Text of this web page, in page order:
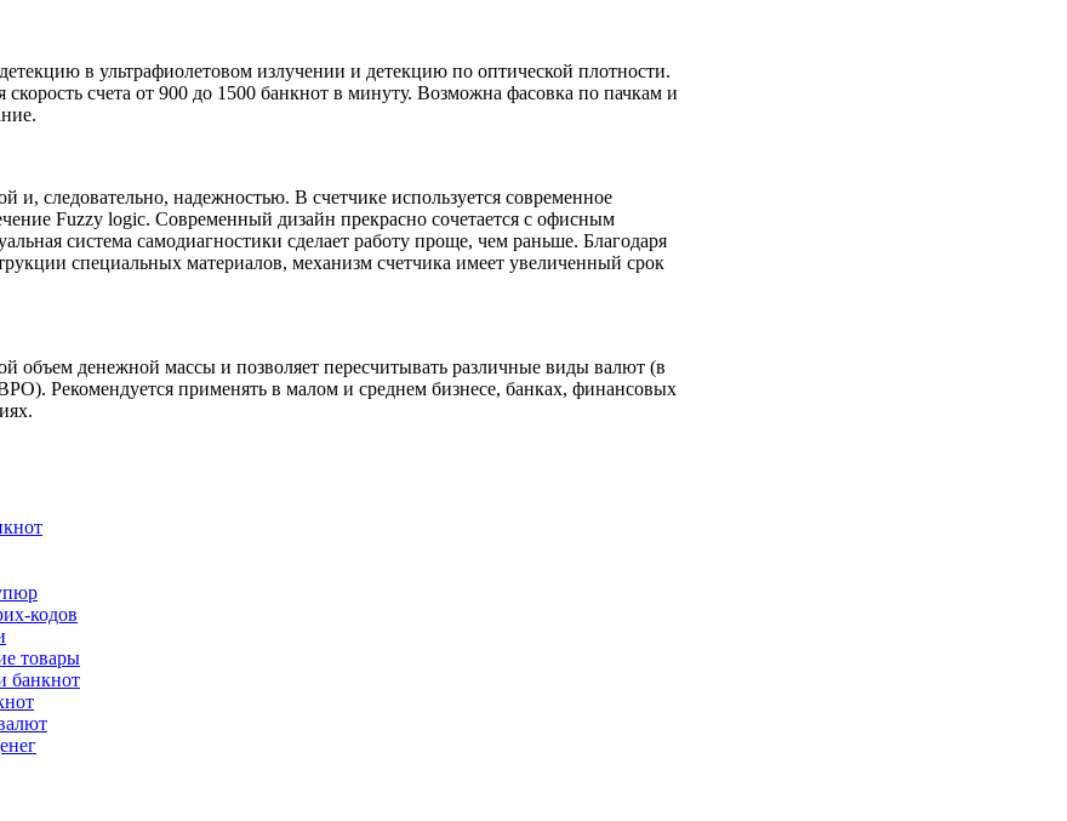
в ультрафиолетовом излучении и детекцию по оптической плотности.
скорость счета от 900 до 1500 банкнот в минуту. Возможна фасовка по пачкам и
и, следовательно, надежностью. В счетчике используется современное
Fuzzy logic. Современный дизайн прекрасно сочетается с офисным
система самодиагностики сделает работу проще, чем раньше. Благодаря
специальных материалов, механизм счетчика имеет увеличенный срок
объем денежной массы и позволяет пересчитывать различные виды валют (в
Рекомендуется применять в малом и среднем бизнесе, банках, финансовых
кодов
товары
банкнот